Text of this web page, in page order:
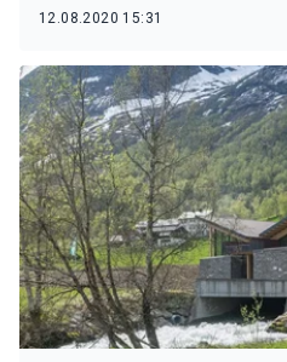
12.08.2020 15:31